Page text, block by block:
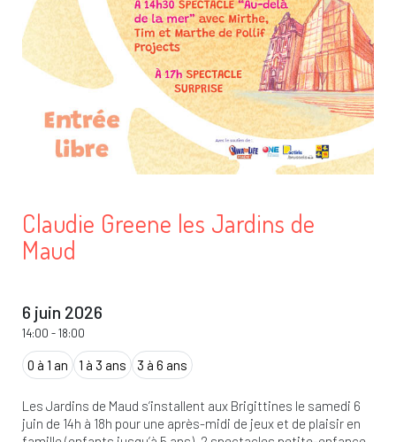
Claudie Greene les Jardins de
Maud
6 juin 2026
14:00 -18:00
0 à 1 an 1 à 3 ans 3 à 6 ans
Les Jardins de Maud s’installent aux Brigittines le samedi 6
juin de 14h à 18h pour une après-midi de jeux et de plaisir en